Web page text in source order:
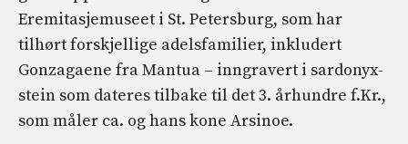
Eremitasjemuseet i St. Petersburg, som har
tilhørt forskjellige adelsfamilier, inkludert
Gonzagaene fra Mantua – inngravert i sardonyx-
stein som dateres tilbake til det 3. århundre f.Kr.,
som måler ca. og hans kone Arsinoe.